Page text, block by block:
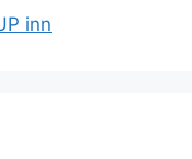
inn